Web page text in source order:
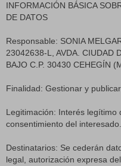
INFORMACIÓN BÁSICA
DE DATOS
Responsable: SONIA
23042638-L, AVDA. CIUDAD
BAJO C.P. 30430 CEHEGÍN
Finalidad: Gestionar y
Legitimación: Interés legítimo
consentimiento del interesado.
Destinatarios: Se cederán
legal, autorización expresa